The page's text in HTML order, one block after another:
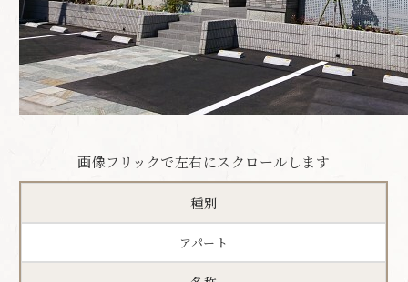
画像フリックで左右にスクロールします
種別
アパート